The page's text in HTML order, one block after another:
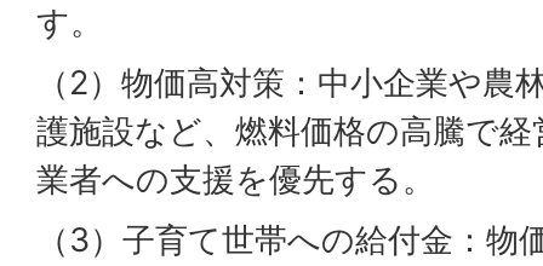
す。
（2）物価高対策：中小企業や農
護施設など、燃料価格の高騰で
業者への支援を優先する。
（3）子育て世帯への給付金：物